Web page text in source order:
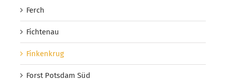
Ferch
Fichtenau
Finkenkrug
Forst Potsdam Süd